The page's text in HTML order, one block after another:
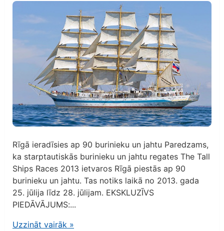
Rīgā ieradīsies ap 90 burinieku un jahtu Paredzams,
ka starptautiskās burinieku un jahtu regates The Tall
Ships Races 2013 ietvaros Rīgā piestās ap 90
burinieku un jahtu. Tas notiks laikā no 2013. gada
25. jūlija līdz 28. jūlijam. EKSKLUZĪVS
PIEDĀVĀJUMS:...
Uzzināt vairāk »